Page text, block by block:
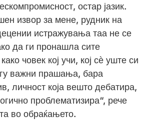
остар јазик.
извор за мене, рудник на
истражувања таа не се
да ги пронашла сите
човек кој учи, кој сѐ уште си
важни прашања, бара
личност која вешто дебатира,
проблематизира“, рече
во обраќањето.